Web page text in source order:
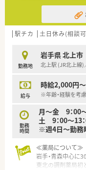
駅チカ 土日休み(相談
勤務地
岩手県 北上市
北上駅 (JR北上線
給与
時給2,000円
※年齢・経験を考
勤務
時間
月～金 9：00～
土 9：00～13：
※週4日～勤務
≪薬局について≫
岩手・青森中心に
東北の調剤薬局初